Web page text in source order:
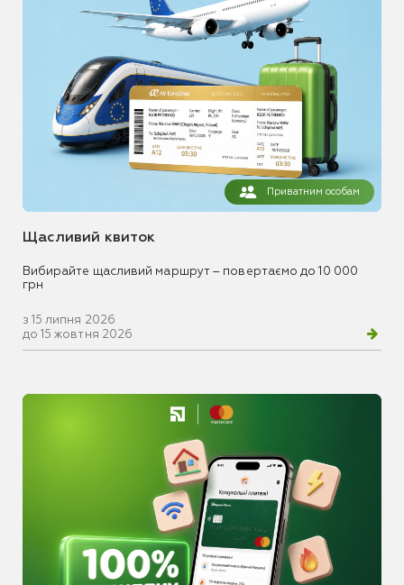
Приватним особам
Щасливий квиток
Вибирайте щасливий маршрут – повертаємо до 10 000
грн
з 15 липня 2026
до 15 жовтня 2026